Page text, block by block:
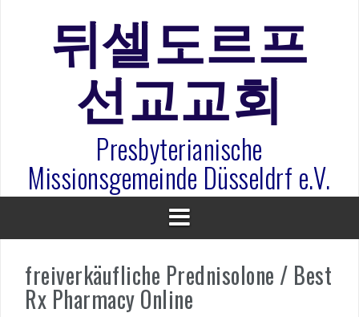
은퇴사-우선화 권사
20260322 주안에 가만히 머물기(요한복음 15:1-17) 손
훈목사
뒤셀도르프
선교교회
Presbyterianische
Missionsgemeinde Düsseldrf e.V.
freiverkäufliche Prednisolone / Best
Rx Pharmacy Online